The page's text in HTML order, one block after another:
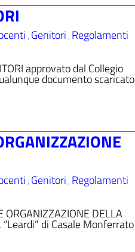
, Genitori, Regolamenti
approvato dal Collegio
documento scaricato
, Genitori, Regolamenti
ORGANIZZAZIONE DELLA
“Leardi” di Casale Monferrato